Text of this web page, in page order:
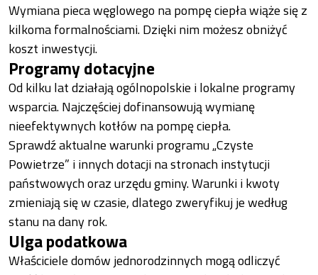
Wymiana pieca węglowego na pompę ciepła wiąże się z
kilkoma formalnościami. Dzięki nim możesz obniżyć
koszt inwestycji.
Programy dotacyjne
Od kilku lat działają ogólnopolskie i lokalne programy
wsparcia. Najczęściej dofinansowują wymianę
nieefektywnych kotłów na pompę ciepła.
Sprawdź aktualne warunki programu „Czyste
Powietrze” i innych dotacji na stronach instytucji
państwowych oraz urzędu gminy. Warunki i kwoty
zmieniają się w czasie, dlatego zweryfikuj je według
stanu na dany rok.
Ulga podatkowa
Właściciele domów jednorodzinnych mogą odliczyć